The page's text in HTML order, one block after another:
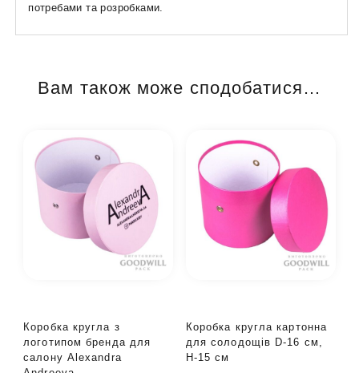
потребами та розробками.
Вам також може сподобатися…
Коробка кругла з
логотипом бренда для
салону Alexandra
Коробка кругла картонна
для солодощів D-16 см,
H-15 см